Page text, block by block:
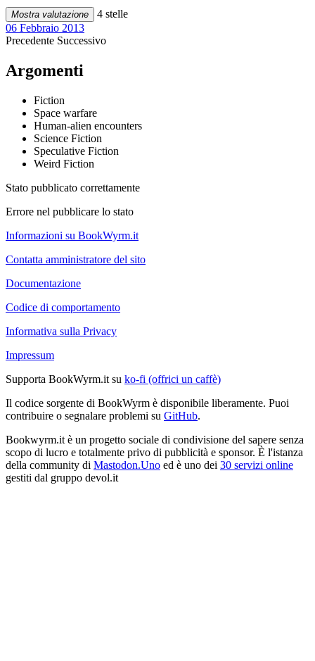
Mostra valutazione
4 stelle
06 Febbraio 2013
Precedente Successivo
Argomenti
Fiction
Space warfare
Human-alien encounters
Science Fiction
Speculative Fiction
Weird Fiction
Stato pubblicato correttamente
Errore nel pubblicare lo stato
Informazioni su BookWyrm.it
Contatta amministratore del sito
Documentazione
Codice di comportamento
Informativa sulla Privacy
Impressum
Supporta BookWyrm.it su ko-fi (offrici un caffè)
Il codice sorgente di BookWyrm è disponibile liberamente. Puoi
contribuire o segnalare problemi su GitHub.
Bookwyrm.it è un progetto sociale di condivisione del sapere senza
scopo di lucro e totalmente privo di pubblicità e sponsor. È l'istanza
della community di Mastodon.Uno ed è uno dei 30 servizi online
gestiti dal gruppo devol.it